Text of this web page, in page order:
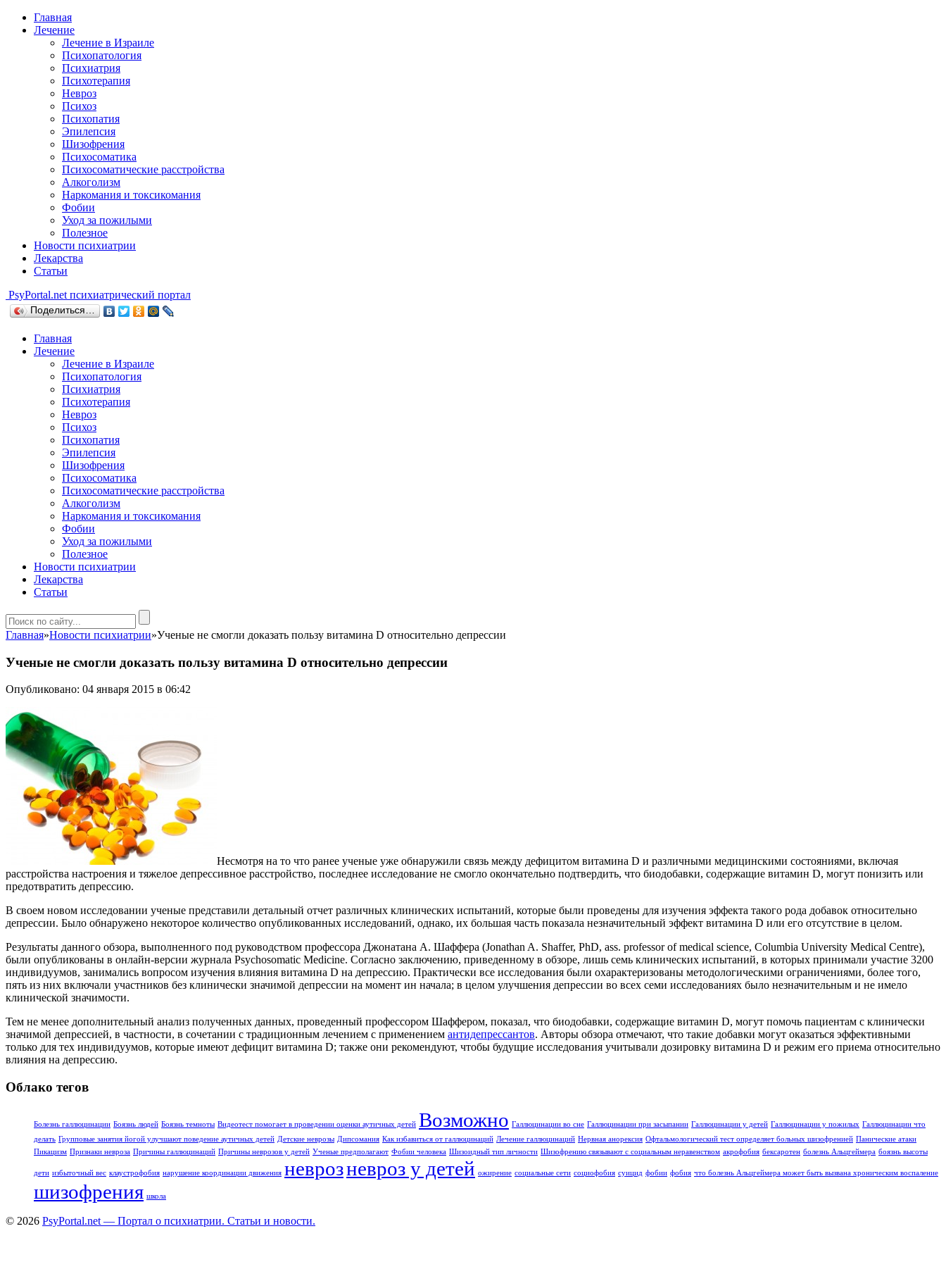
Главная
Лечение
Лечение в Израиле
Психопатология
Психиатрия
Психотерапия
Невроз
Психоз
Психопатия
Эпилепсия
Шизофрения
Психосоматика
Психосоматические расстройства
Алкоголизм
Наркомания и токсикомания
Фобии
Уход за пожилыми
Полезное
Новости психиатрии
Лекарства
Статьи
PsyPortal.net психиатрический портал
Поделиться…
Главная
Лечение
Лечение в Израиле
Психопатология
Психиатрия
Психотерапия
Невроз
Психоз
Психопатия
Эпилепсия
Шизофрения
Психосоматика
Психосоматические расстройства
Алкоголизм
Наркомания и токсикомания
Фобии
Уход за пожилыми
Полезное
Новости психиатрии
Лекарства
Статьи
Главная»Новости психиатрии»Ученые не смогли доказать пользу витамина D относительно депрессии
Ученые не смогли доказать пользу витамина D относительно депрессии
Опубликовано: 04 января 2015 в 06:42
Несмотря на то что ранее ученые уже обнаружили связь между дефицитом витамина D и различными медицинскими состояниями, включая
расстройства настроения и тяжелое депрессивное расстройство, последнее исследование не смогло окончательно подтвердить, что биодобавки, содержащие витамин D, могут понизить или
предотвратить депрессию.
В своем новом исследовании ученые представили детальный отчет различных клинических испытаний, которые были проведены для изучения эффекта такого рода добавок относительно
депрессии. Было обнаружено некоторое количество опубликованных исследований, однако, их большая часть показала незначительный эффект витамина D или его отсутствие в целом.
Результаты данного обзора, выполненного под руководством профессора Джонатана А. Шаффера (Jonathan A. Shaffer, PhD, ass. professor of medical science, Columbia University Medical Centre),
были опубликованы в онлайн-версии журнала Psychоsomatic Medicine. Согласно заключению, приведенному в обзоре, лишь семь клинических испытаний, в которых принимали участие 3200
индивидуумов, занимались вопросом изучения влияния витамина D на депрессию. Практически все исследования были охарактеризованы методологическими ограничениями, более того,
пять из них включали участников без клинически значимой депрессии на момент ин начала; в целом улучшения депрессии во всех семи исследованиях было незначительным и не имело
клинической значимости.
Тем не менее дополнительный анализ полученных данных, проведенный профессором Шаффером, показал, что биодобавки, содержащие витамин D, могут помочь пациентам с клинически
значимой депрессией, в частности, в сочетании с традиционным лечением с применением антидепрессантов. Авторы обзора отмечают, что такие добавки могут оказаться эффективными
только для тех индивидуумов, которые имеют дефицит витамина D; также они рекомендуют, чтобы будущие исследования учитывали дозировку витамина D и режим его приема относительно
влияния на депрессию.
Облако тегов
Болезнь галлюцинации Боязнь людей Боязнь темноты Видеотест помогает в проведении оценки аутичных детей Возможно Галлюцинации во сне Галлюцинации при засыпании Галлюцинации у детей Галлюцинации у пожилых Галлюцинации что
делать Групповые занятия йогой улучшают поведение аутичных детей Детские неврозы Дипсомания Как избавиться от галлюцинаций Лечение галлюцинаций Нервная анорексия Офтальмологический тест определяет больных шизофренией Панические атаки
Пикацизм Признаки невроза Причины галлюцинаций Причины неврозов у детей Ученые предполагают Фобии человека Шизоидный тип личности Шизофрению связывают с социальным неравенством акрофобия бексаротен болезнь Альцгеймера боязнь высоты
дети избыточный вес клаустрофобия нарушение координации движения неврозневроз у детей ожирение социальные сети социофобия суицид фобии фобия что болезнь Альцгеймера может быть вызвана хроническим воспаление
шизофрения школа
© 2026 PsyPortal.net — Портал о психиатрии. Статьи и новости.